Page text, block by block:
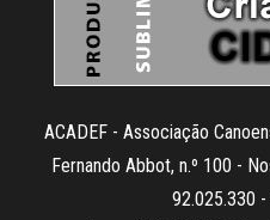
ACADEF - Associação
Fernando Abbot, n.º 100 -
92.025.330 -